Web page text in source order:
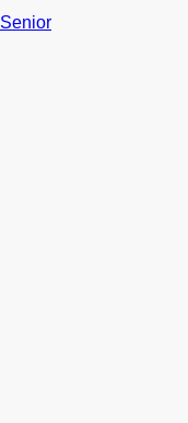
Senior